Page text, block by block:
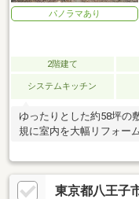
パノラマあり
2階建て
システムキッチン
ゆったりとした約58坪の
規に室内を大幅リフォー
東京都八王子